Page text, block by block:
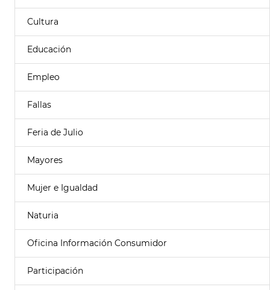
Cultura
Educación
Empleo
Fallas
Feria de Julio
Mayores
Mujer e Igualdad
Naturia
Oficina Información Consumidor
Participación